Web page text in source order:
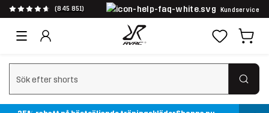
(845 851) Kundservice
Rensa sök